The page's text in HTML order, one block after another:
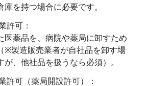
庫を持つ場合に必要です。
許可：
医薬品を、病院や薬局に卸すため
※製造販売業者が自社品を卸す場
が、他社品を扱うなら必須）。
許可（薬局開設許可）：